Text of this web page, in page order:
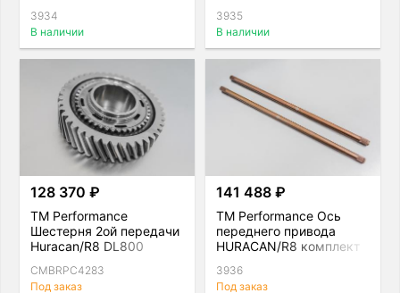
3934
В наличии
3935
В наличии
128 370 ₽
TM Performance
Шестерня 2ой передачи
Huracan/R8 DL800
CMBRPC4283
Под заказ
141 488 ₽
TM Performance Ось
переднего привода
HURACAN/R8 комплект
3936
Под заказ